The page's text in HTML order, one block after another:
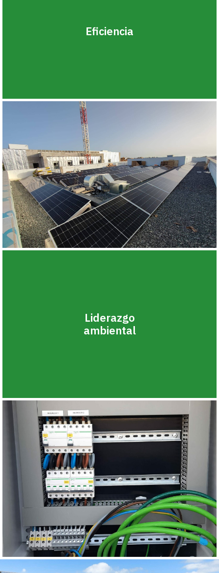
Eficiencia
Liderazgo
ambiental